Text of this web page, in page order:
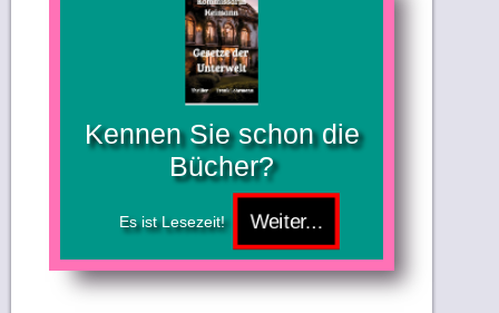
Kennen Sie schon die
Bücher?